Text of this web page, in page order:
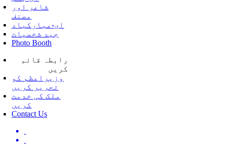
شاعر اور
مصنف
ای-مبارکباد
جید شخصیات
Photo Booth
رابطہ قائم
کریں
وزیراعظم کو
تحریر کریں
ملک کی خدمت
کریں
Contact Us